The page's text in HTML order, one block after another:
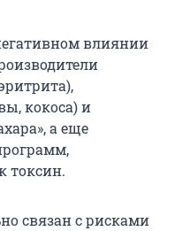
влиянии
кокоса) и
а еще
токсин.
связан с рисками